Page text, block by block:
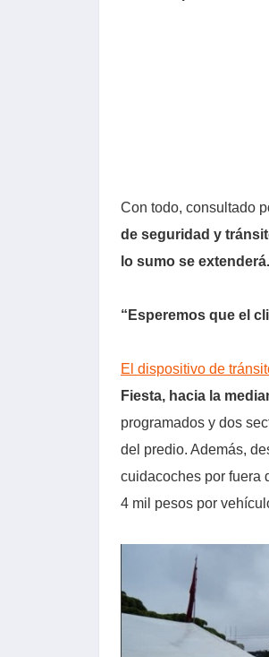
Con todo, consultado
de seguridad y
lo sumo se extenderá.
“Esperemos que el
El dispositivo de
Fiesta, hacia la
programados y dos
del predio. Además,
cuidacoches por fuera
4 mil pesos por